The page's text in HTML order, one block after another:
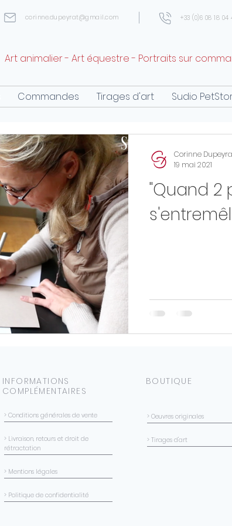
corinne.dupeyrat@gmail.com +33 (0)6 08 18 04
Art animalier - Art équestre - Portraits sur
Commandes Tirages d'art Sudio
"Quand 2
Corinne
19 mai 2021
INFORMATIONS
COMPLÉMENTAIRES
BOUTIQUE
> Conditions générales de vente
> Livraison, retours et droit de
rétractation
> Mentions légales
> Politique de confidentialité
> Oeuvres originales
> Tirages d'art